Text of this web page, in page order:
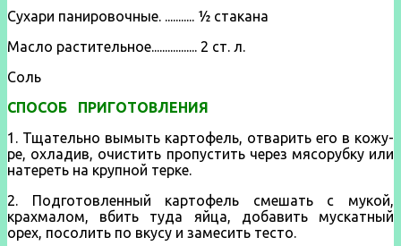
Сухари панировочные. ........... ½ стакана
Масло растительное................. 2 ст. л.
Соль
СПОСОБ ПРИГОТОВЛЕНИЯ
1. Тщательно вымыть картофель, отварить его в кожу­
ре, охладив, очистить пропустить через мясорубку или
натереть на крупной терке.
2. Подготовленный картофель смешать с мукой,
крахмалом, вбить туда яйца, добавить мускат­ный
орех, посолить по вкусу и замесить тесто.